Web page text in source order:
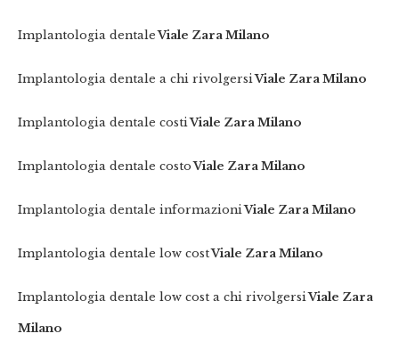
Implantologia dentaleViale Zara Milano
Implantologia dentale a chi rivolgersiViale Zara Milano
Implantologia dentale costiViale Zara Milano
Implantologia dentale costoViale Zara Milano
Implantologia dentale informazioniViale Zara Milano
Implantologia dentale low costViale Zara Milano
Implantologia dentale low cost a chi rivolgersiViale Zara
Milano